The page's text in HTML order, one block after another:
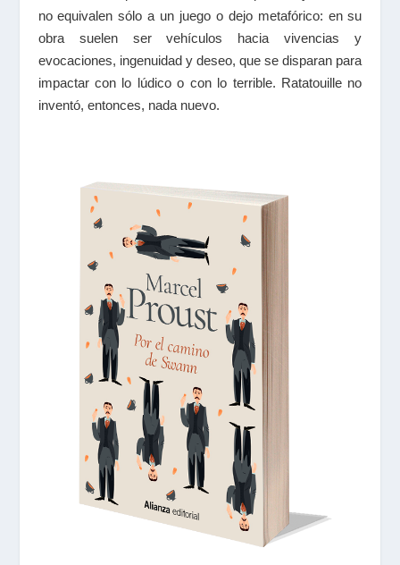
no equivalen sólo a un juego o dejo metafórico: en su
obra suelen ser vehículos hacia vivencias y
evocaciones, ingenuidad y deseo, que se disparan para
impactar con lo lúdico o con lo terrible. Ratatouille no
inventó, entonces, nada nuevo.